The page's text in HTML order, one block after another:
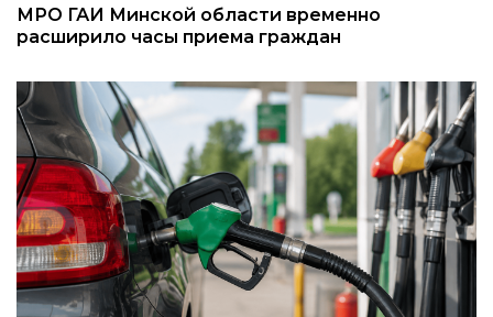
МРО ГАИ Минской области временно
расширило часы приема граждан